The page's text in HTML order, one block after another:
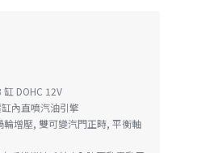
缸 DOHC 12V
內直噴汽油引擎
輪增壓, 雙可變汽門正時, 平衡軸